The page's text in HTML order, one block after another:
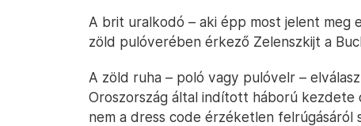
A brit uralkodó – aki épp most jelent meg
zöld pulóverében érkező Zelenszkijt a
A zöld ruha – poló vagy pulóvelr –
Oroszország által indított háború kezdete
nem a dress code érzéketlen